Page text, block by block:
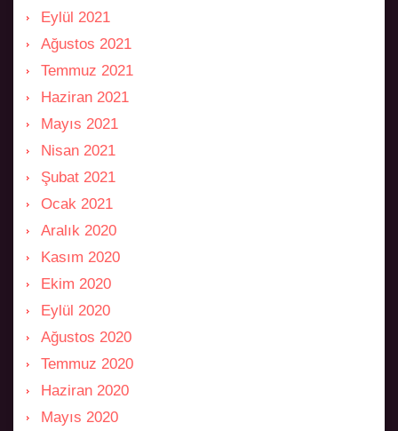
Eylül 2021
Ağustos 2021
Temmuz 2021
Haziran 2021
Mayıs 2021
Nisan 2021
Şubat 2021
Ocak 2021
Aralık 2020
Kasım 2020
Ekim 2020
Eylül 2020
Ağustos 2020
Temmuz 2020
Haziran 2020
Mayıs 2020